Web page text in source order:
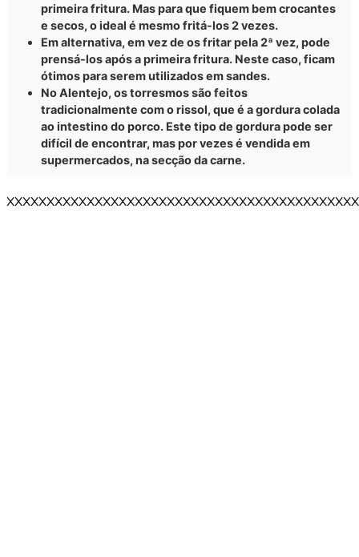
primeira fritura. Mas para que fiquem bem crocantes
e secos, o ideal é mesmo fritá-los 2 vezes.
Em alternativa, em vez de os fritar pela 2ª vez, pode
prensá-los após a primeira fritura. Neste caso, ficam
ótimos para serem utilizados em sandes.
No Alentejo, os torresmos são feitos
tradicionalmente com o rissol, que é a gordura colada
ao intestino do porco. Este tipo de gordura pode ser
difícil de encontrar, mas por vezes é vendida em
supermercados, na secção da carne.